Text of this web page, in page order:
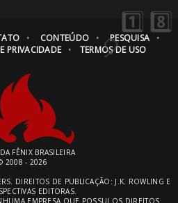
CONTEÚDO
PESQUISA
PRIVACIDADE TERMOS DE USO
FÊNIX BRASILEIRA
2008 - 2026
DIREITOS DE PUBLICAÇÃO: J.K. ROWLING E
EDITORAS.
🎂